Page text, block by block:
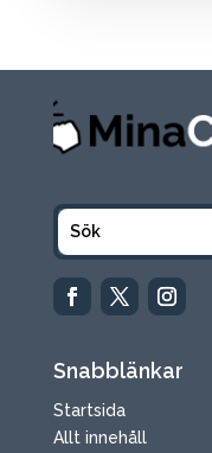
Snabblänkar
Startsida
Allt innehåll